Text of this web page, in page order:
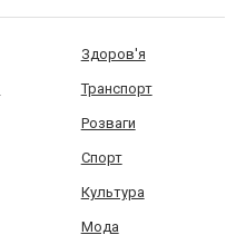
Здоров'я
Транспорт
Розваги
Спорт
Культура
Мода